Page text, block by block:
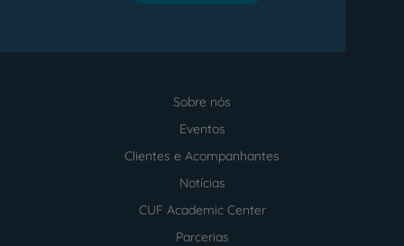
Sobre nós
Eventos
Clientes e Acompanhantes
Notícias
CUF Academic Center
Parcerias